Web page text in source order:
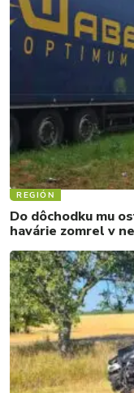
REGIÓN
Do dôchodku mu
havárie zomrel v